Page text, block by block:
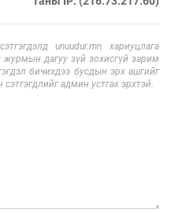
unuudur.mn хариуцлага
дагуу зүй зохисгүй зарим
бичихдээ бусдын эрх ашгийг
админ устгах эрхтэй.